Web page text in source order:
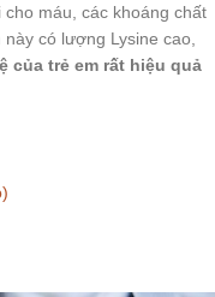
cho máu, các khoáng chất
có lượng Lysine cao,
của trẻ em rất hiệu quả